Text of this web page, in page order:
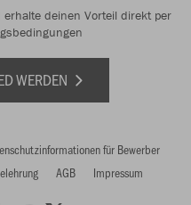
deinen Vorteil direkt per
WERDEN
für Bewerber
AGB Impressum